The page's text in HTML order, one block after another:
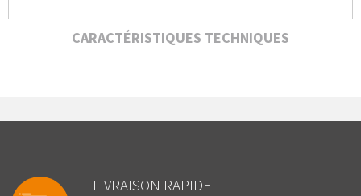
CARACTÉRISTIQUES TECHNIQUES
LIVRAISON RAPIDE